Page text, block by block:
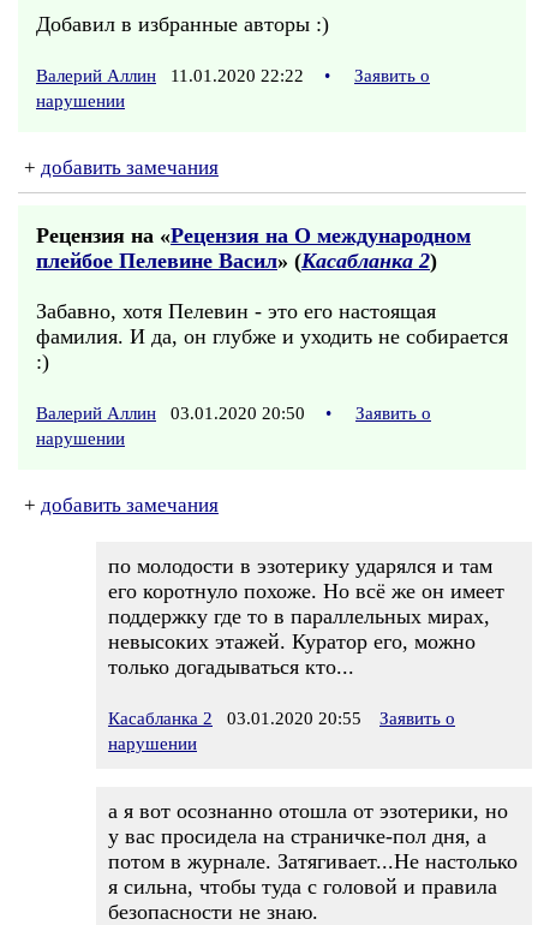
Добавил в избранные авторы :)
Валерий Аллин 11.01.2020 22:22 •
Заявить о
нарушении
+ добавить замечания
Рецензия на «Рецензия на О международном
плейбое Пелевине Васил» (Касабланка 2)
Забавно, хотя Пелевин - это его настоящая
фамилия. И да, он глубже и уходить не собирается
:)
Валерий Аллин 03.01.2020 20:50 •
Заявить о
нарушении
+ добавить замечания
по молодости в эзотерику ударялся и там
его коротнуло похоже. Но всё же он имеет
поддержку где то в параллельных мирах,
невысоких этажей. Куратор его, можно
только догадываться кто...
Касабланка 2 03.01.2020 20:55
Заявить о
нарушении
а я вот осознанно отошла от эзотерики, но
у вас просидела на страничке-пол дня, а
потом в журнале. Затягивает...Не настолько
я сильна, чтобы туда с головой и правила
безопасности не знаю.